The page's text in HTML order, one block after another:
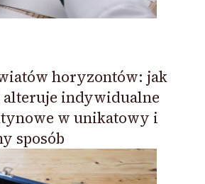
horyzontów: jak
alteruje indywidualne
w unikatowy i
sposób